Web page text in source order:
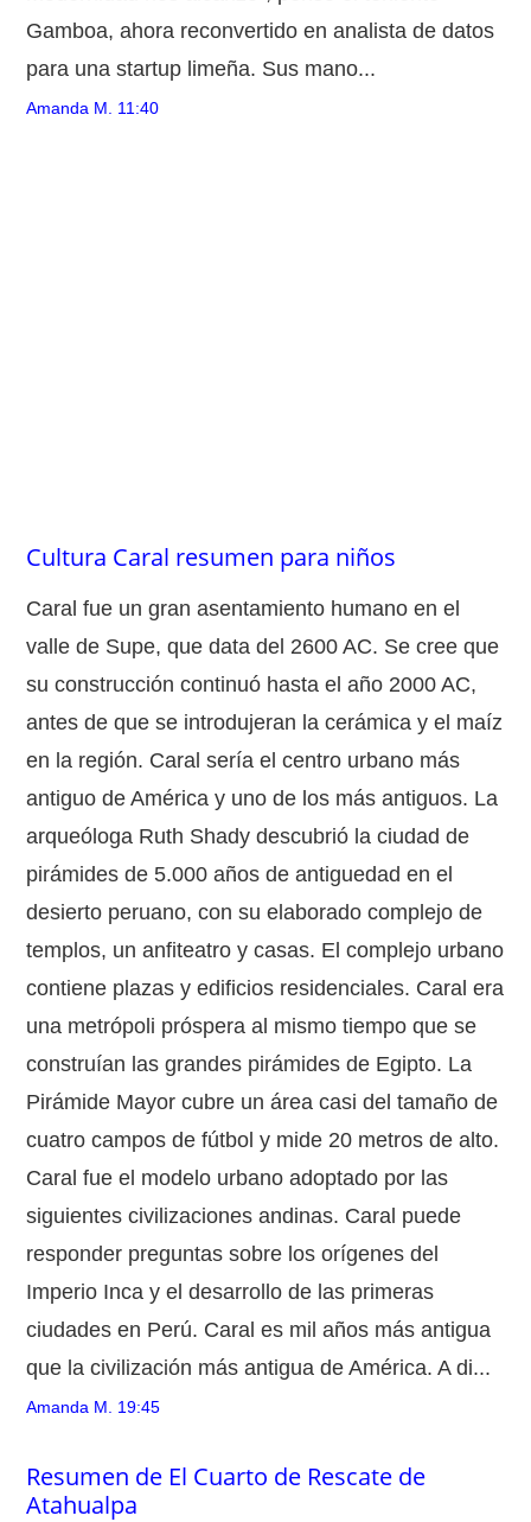
Gamboa, ahora reconvertido en analista de datos
para una startup limeña. Sus mano...
Amanda M. 11:40
Cultura Caral resumen para niños
Caral fue un gran asentamiento humano en el
valle de Supe, que data del 2600 AC. Se cree que
su construcción continuó hasta el año 2000 AC,
antes de que se introdujeran la cerámica y el maíz
en la región. Caral sería el centro urbano más
antiguo de América y uno de los más antiguos. La
arqueóloga Ruth Shady descubrió la ciudad de
pirámides de 5.000 años de antiguedad en el
desierto peruano, con su elaborado complejo de
templos, un anfiteatro y casas. El complejo urbano
contiene plazas y edificios residenciales. Caral era
una metrópoli próspera al mismo tiempo que se
construían las grandes pirámides de Egipto. La
Pirámide Mayor cubre un área casi del tamaño de
cuatro campos de fútbol y mide 20 metros de alto.
Caral fue el modelo urbano adoptado por las
siguientes civilizaciones andinas. Caral puede
responder preguntas sobre los orígenes del
Imperio Inca y el desarrollo de las primeras
ciudades en Perú. Caral es mil años más antigua
que la civilización más antigua de América. A di...
Amanda M. 19:45
Resumen de El Cuarto de Rescate de
Atahualpa